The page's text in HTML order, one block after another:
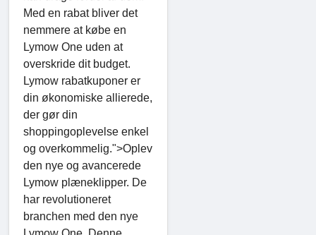
Med en rabat bliver det
nemmere at købe en
Lymow One uden at
overskride dit budget.
Lymow rabatkuponer er
din økonomiske allierede,
der gør din
shoppingoplevelse enkel
og overkommelig.">Oplev
den nye og avancerede
Lymow plæneklipper. De
har revolutioneret
branchen med den nye